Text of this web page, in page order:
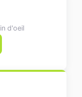
d'oeil